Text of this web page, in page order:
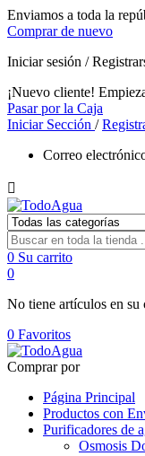
Enviamos a toda la
Comprar de nuevo
Iniciar sesión /
¡Nuevo cliente!
Pasar por la Caja
Iniciar Sección /
Correo

0 Su carrito
0
No tiene artículos en su
0 Favoritos
Comprar por
Página Principal
Productos con
Purificadores de
Osmosis